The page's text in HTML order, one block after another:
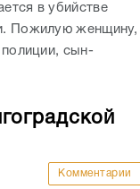
в убийстве
Пожилую женщину,
сын-
Комментарии